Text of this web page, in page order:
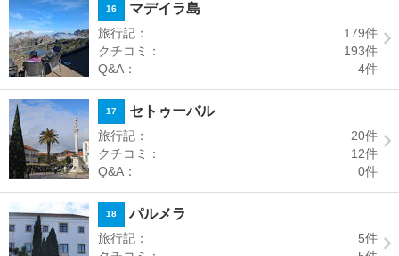
16 マデイラ島
旅行記： 179件
クチコミ：
193件
Q&A：
4件
17 セトゥーバル
旅行記： 20件
クチコミ：
12件
Q&A：
0件
18 パルメラ
旅行記： 5件